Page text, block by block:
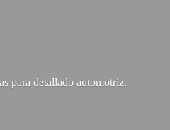
para detallado automotriz.